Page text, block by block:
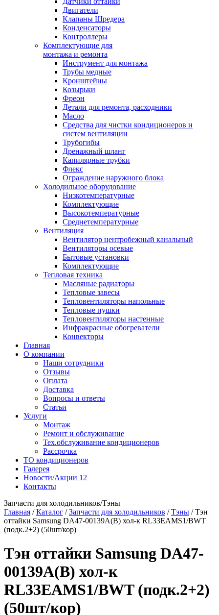
Двигатели
Клапаны Шредера
Конденсаторы
Контроллеры
Комплектующие для
монтажа и ремонта
Инструмент для монтажа
Трубы медные
Кронштейны
Козырьки
Фреон
Детали для ремонта, расходники
Масло
Средства для чистки кондиционеров и
систем вентиляции
Трубогибы
Дренажный шланг
Капилярные трубки
Флекс
Ограждение наружного блока
Холодильное оборудование
Низкотемпературные
Комплектующие
Высокотемпературные
Среднетемпературные
Вентиляция
Вентилятор центробежный канальный
Вентиляторы осевые
Бытовые установки
Комплектующие
Тепловая техника
Масляные радиаторы
Тепловые завесы
Тепловентиляторы напольные
Тепловые пушки
Тепловентиляторы настенные
Инфракрасные обогреватели
Конвекторы
Главная
О компании
Наши сотрудники
Отзывы
Оплата
Доставка
Вопросы и ответы
Статьи
Услуги
Монтаж
Ремонт и обслуживание
Тех.обслуживание кондиционеров
Рассрочка
ТО кондиционеров
Галерея
Новости/Акции 12
Контакты
Запчасти для холодильников/Тэны
Главная /Каталог /Запчасти для холодильников /Тэны /Тэн
оттайки Samsung DA47-00139A(B) хол-к RL33EAMS1/BWT
(подк.2+2) (50шт/кор)
Тэн оттайки Samsung DA47-
00139A(B) хол-к
RL33EAMS1/BWT (подк.2+2)
(50шт/кор)